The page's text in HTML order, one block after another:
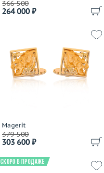
366 500
264 000 ₽
Magerit
379 500
303 600 ₽
Скоро в продаже